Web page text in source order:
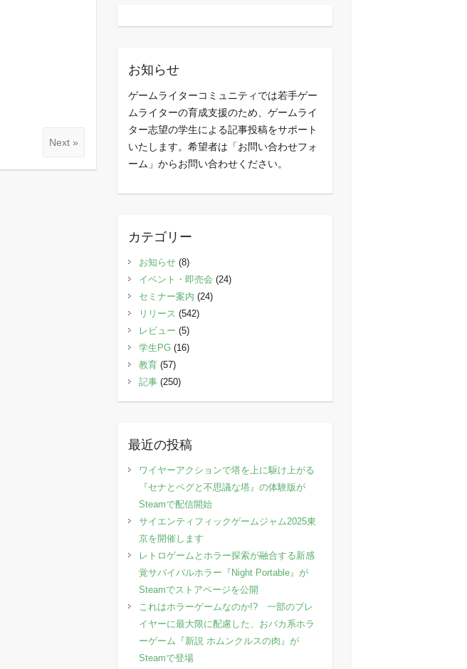
Next »
お知らせ
ゲームライターコミュニティでは若手ゲー
ムライターの育成支援のため、ゲームライ
ター志望の学生による記事投稿をサポート
いたします。希望者は「お問い合わせフォ
ーム」からお問い合わせください。
カテゴリー
お知らせ(8)
イベント・即売会 (24)
セミナー案内 (24)
リリース (542)
レビュー (5)
学生PG(16)
教育(57)
記事(250)
最近の投稿
ワイヤーアクションで塔を上に駆け上がる
『セナとペグと不思議な塔』の体験版が
Steamで配信開始
サイエンティフィックゲームジャム2025東
京を開催します
レトロゲームとホラー探索が融合する新感
覚サバイバルホラー『Night Portable』が
Steamでストアページを公開
これはホラーゲームなのか!? 一部のプレ
イヤーに最大限に配慮した、おバカ系ホラ
ーゲーム『新説 ホムンクルスの肉』が
Steamで登場